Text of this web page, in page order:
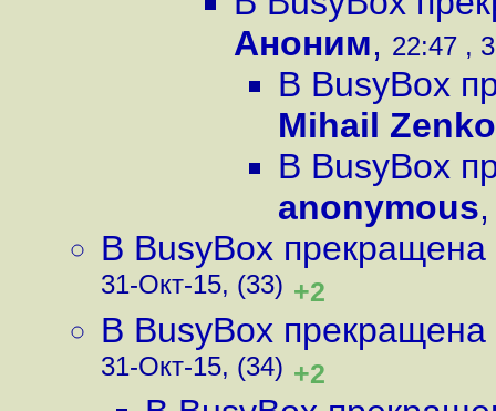
Аноним, 22:47 ,
В BusyBox
Mihail
В BusyBox
anonymous
В BusyBox
31-Окт-15, (33) +2
В BusyBox
31-Окт-15, (34) +2